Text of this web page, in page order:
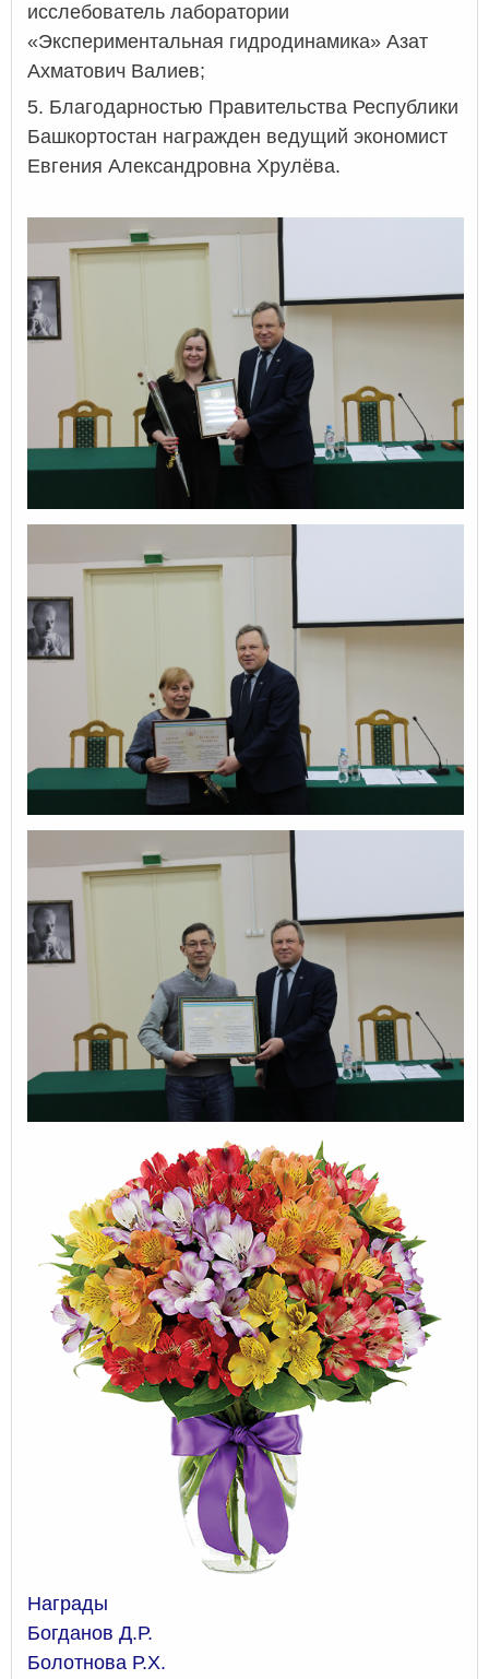
исслебователь лаборатории
«Экспериментальная гидродинамика» Азат
Ахматович Валиев;
5. Благодарностью Правительства Республики
Башкортостан награжден ведущий экономист
Евгения Александровна Хрулёва.
Награды
Богданов Д.Р.
Болотнова Р.Х.